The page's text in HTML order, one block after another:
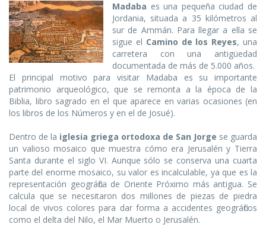
Madaba es una pequeña ciudad de
Jordania, situada a 35 kilómetros al
sur de Ammán. Para llegar a ella se
sigue el Camino de los Reyes, una
carretera con una antigüedad
documentada de más de 5.000 años.
El principal motivo para visitar Madaba es su importante
patrimonio arqueológico, que se remonta a la época de la
Biblia, libro sagrado en el que aparece en varias ocasiones (en
los libros de los Números y en el de Josué).
Dentro de la iglesia griega ortodoxa de San Jorge se guarda
un valioso mosaico que muestra cómo era Jerusalén y Tierra
Santa durante el siglo VI. Aunque sólo se conserva una cuarta
parte del enorme mosaico, su valor es incalculable, ya que es la
representación geográfica de Oriente Próximo más antigua. Se
calcula que se necesitaron dos millones de piezas de piedra
local de vivos colores para dar forma a accidentes geográficos
como el delta del Nilo, el Mar Muerto o Jerusalén.